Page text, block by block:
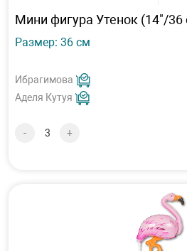
Мини фигура Утенок (14"/36
Размер: 36 см
Ибрагимова
Аделя Кутуя
- +